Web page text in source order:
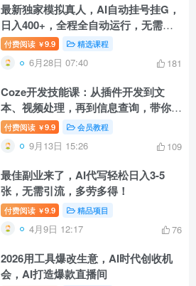
最新独家模拟真人，AI自动挂号挂G，
日入400+，全程全自动运行，无需人
工【揭秘】
付费阅读 ￥9.9 精选课程
6月28日 07:40 181
Coze开发技能课：从插件开发到文
本、视频处理，再到信息查询，带你解
锁多领域技能
付费阅读 ￥9.9 会员教程
9月13日 15:26 109
最佳副业来了，AI代写轻松日入3-5
张，无需引流，多劳多得！
付费阅读 ￥9.9 精品项目
4月9日 12:17 76
2026用工具爆改生意，AI时代创收机
会，AI打造爆款直播间